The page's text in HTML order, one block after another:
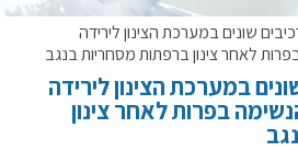
שונים במערכת הצינון לירידה
לאחר צינון ברפתות מסחריות בנגב
במערכת הצינון לירידה
בפרות לאחר צינון